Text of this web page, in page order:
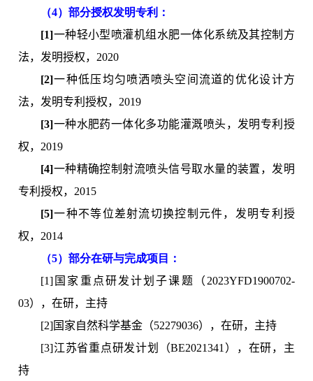
（4）部分授权发明专利：
[1]一种轻小型喷灌机组水肥一体化系统及其控制方
法，发明授权，2020
[2]一种低压均匀喷洒喷头空间流道的优化设计方
法，发明专利授权，2019
[3]一种水肥药一体化多功能灌溉喷头，发明专利授
权，2019
[4]一种精确控制射流喷头信号取水量的装置，发明
专利授权，2015
[5]一种不等位差射流切换控制元件，发明专利授
权，2014
（5）部分在研与完成项目：
[1]国家重点研发计划子课题（2023YFD1900702-
03），在研，主持
[2]国家自然科学基金（52279036），在研，主持
[3]江苏省重点研发计划（BE2021341），在研，主
持